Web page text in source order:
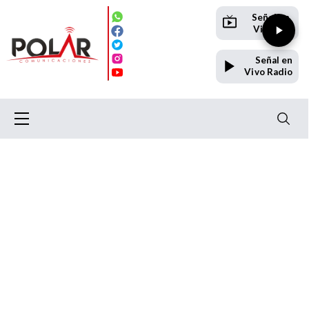
Señal en
Vivo TV
Señal en
Vivo Radio